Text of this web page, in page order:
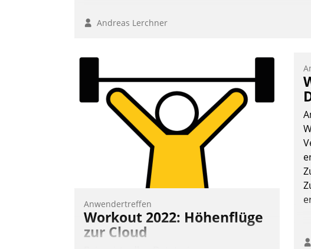
Andreas Lerchner
Anwendertreffen
Workout 2022: Höhenflüge
zur Cloud